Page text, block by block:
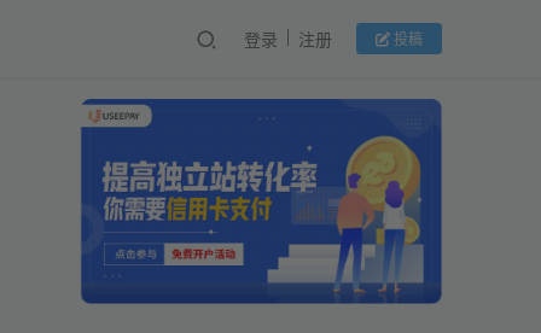
登录 注册 投稿